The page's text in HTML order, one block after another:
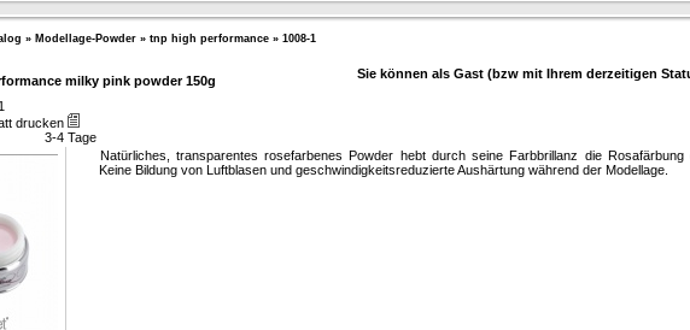
» Modellage-Powder» tnp high performance» 1008-1
milky pink powder 150g Sie können als Gast (bzw mit Ihrem derzeitigen
drucken
3-4 Tage
Natürliches, transparentes rosefarbenes Powder hebt durch seine Farbbrillanz die Rosafärbung
Keine Bildung von Luftblasen und geschwindigkeitsreduzierte Aushärtung während der Modellage.